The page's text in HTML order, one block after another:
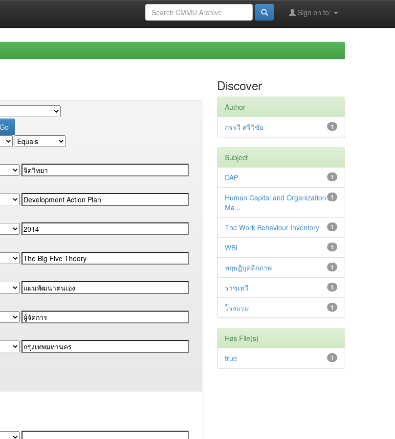
Sign on to:
Discover
Author
1
กรรวี ศรีวิชัย
Subject
1
DAP
1
Human Capital and Organization
Ma...
1
The Work Behaviour Inventory
1
WBI
1
ทฤษฎีบุคลิกภาพ
1
ราชเทวี
1
โรงแรม
Has File(s)
1
true